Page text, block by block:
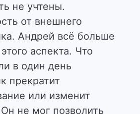
не учтены.
от внешнего
Андрей всё больше
аспекта. Что
в один день
прекратит
или изменит
не мог позволить